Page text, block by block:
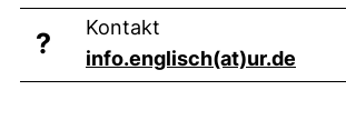
?
Kontakt
info.englisch​(at)​ur.de